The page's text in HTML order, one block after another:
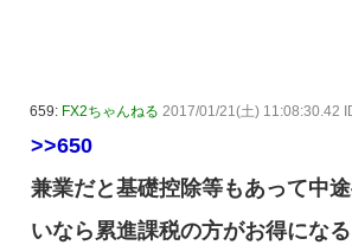
659: FX2ちゃんねる 2017/01/21(土) 11:08:30.42
>>650
兼業だと基礎控除等もあって中
いなら累進課税の方がお得にな